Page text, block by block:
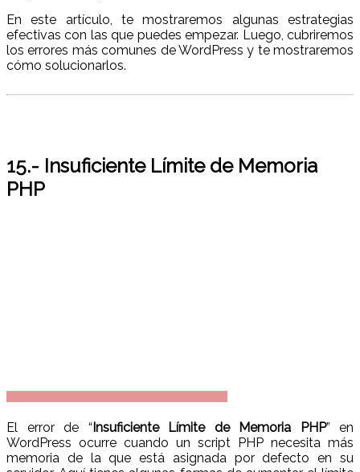
En este artículo, te mostraremos algunas estrategias
efectivas con las que puedes empezar. Luego, cubriremos
los errores más comunes de WordPress y te mostraremos
cómo solucionarlos.
15.- Insuficiente Límite de Memoria
PHP
El error de “Insuficiente Límite de Memoria PHP” en
WordPress ocurre cuando un script PHP necesita más
memoria de la que está asignada por defecto en su